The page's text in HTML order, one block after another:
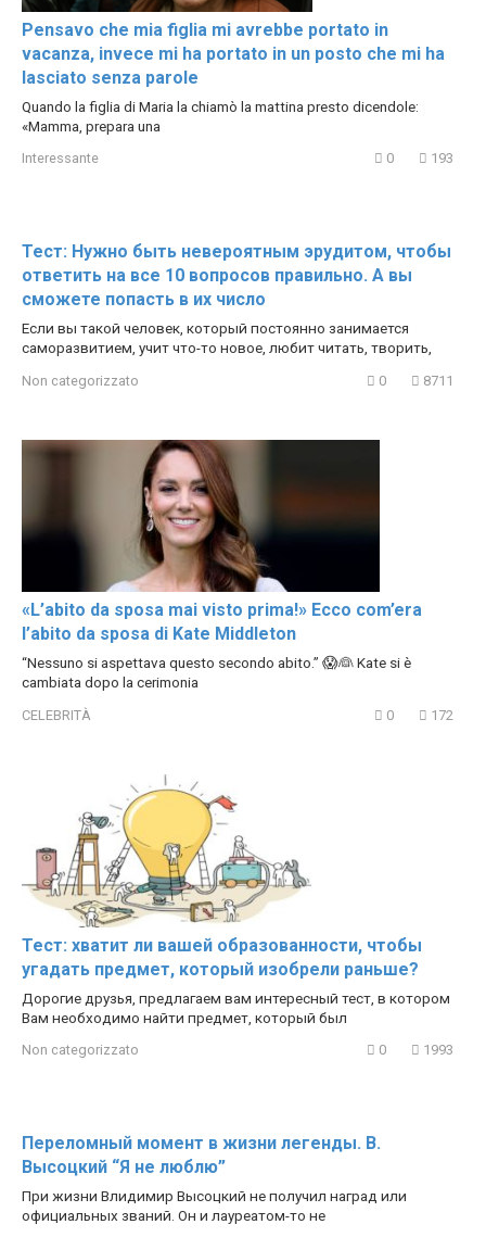
Pensavo che mia figlia mi avrebbe portato in
vacanza, invece mi ha portato in un posto che mi ha
lasciato senza parole
Quando la figlia di Maria la chiamò la mattina presto dicendole:
«Mamma, prepara una
Interessante 0 193
Тест: Нужно быть невероятным эрудитом, чтобы
ответить на все 10 вопросов правильно. А вы
сможете попасть в их число
Если вы такой человек, который постоянно занимается
саморазвитием, учит что-то новое, любит читать, творить,
Non categorizzato 0 8711
«L’abito da sposa mai visto prima!» Ecco com’era
l’abito da sposa di Kate Middleton
“Nessuno si aspettava questo secondo abito.” 😱👰 Kate si è
cambiata dopo la cerimonia
CELEBRITÀ 0 172
Тест: хватит ли вашей образованности, чтобы
угадать предмет, который изобрели раньше?
Дорогие друзья, предлагаем вам интересный тест, в котором
Вам необходимо найти предмет, который был
Non categorizzato 0 1993
Переломный момент в жизни легенды. В.
Высоцкий “Я не люблю”
При жизни Влидимир Высоцкий не получил наград или
официальных званий. Он и лауреатом-то не